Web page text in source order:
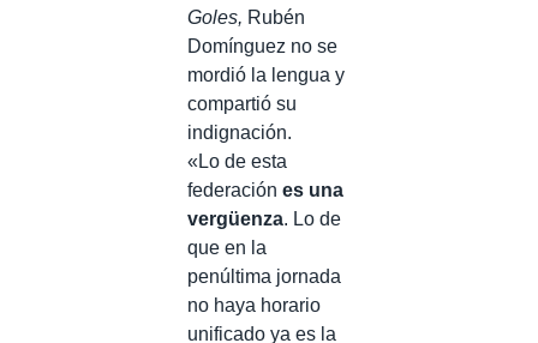
Goles, Rubén
Domínguez no se
mordió la lengua y
compartió su
indignación.
«Lo de esta
federación es una
vergüenza. Lo de
que en la
penúltima jornada
no haya horario
unificado ya es la